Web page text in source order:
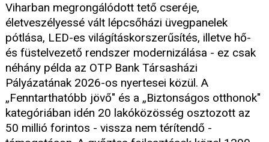
Viharban megrongálódott tető cseréje,
életveszélyessé vált lépcsőházi üvegpanelek
pótlása, LED-es világításkorszerűsítés, illetve hő-
és füstelvezető rendszer modernizálása - ez csak
néhány példa az OTP Bank Társasházi
Pályázatának 2026-os nyertesei közül. A
„Fenntarthatóbb jövő" és a „Biztonságos otthonok"
kategóriában idén 20 lakóközösség osztozott az
50 millió forintos - vissza nem térítendő -